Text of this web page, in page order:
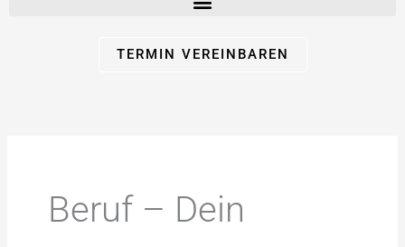
TERMIN VEREINBAREN
Beruf – Dein